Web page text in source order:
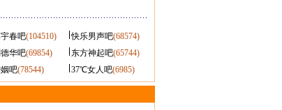
春吧(104510) 快乐男声吧(68574)
华吧(69854) 东方神起吧(65744)
吧(78544) 37℃女人吧(6985)